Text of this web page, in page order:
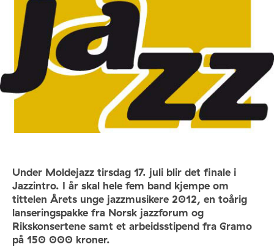
Under Moldejazz tirsdag 17. juli blir det finale i
Jazzintro. I år skal hele fem band kjempe om
tittelen Årets unge jazzmusikere 2012, en toårig
lanseringspakke fra Norsk jazzforum og
Rikskonsertene samt et arbeidsstipend fra Gramo
på 150 000 kroner.